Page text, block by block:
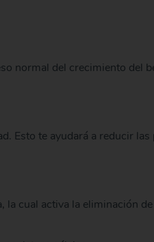
normal del crecimiento del
Esto te ayudará a reducir
la cual activa la eliminación